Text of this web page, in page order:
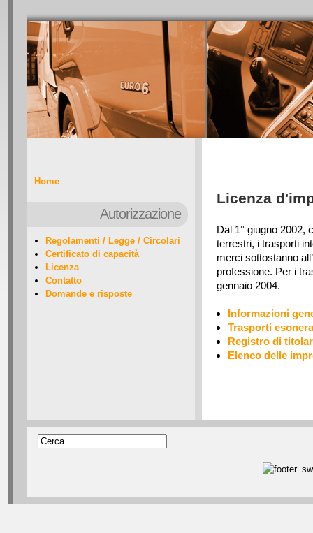
Home
Autorizzazione
Regolamenti / Legge / Circolari
Certificato di capacità
Licenza
Contatto
Domande e risposte
Licenza
Dal 1° giugno 2002,
terrestri, i trasporti
merci sottostanno
professione. Per i
gennaio 2004.
Informazioni
Trasporti
Registro di
Elenco delle